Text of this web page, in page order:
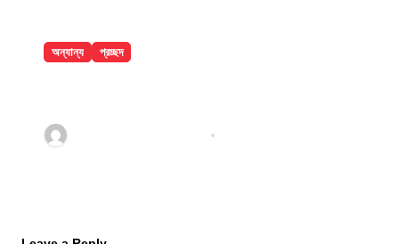
অন্যান্য প্রচ্ছদ